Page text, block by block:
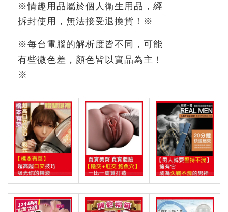
※情趣用品屬於個人衛生用品，經
拆封使用，無法接受退換貨！※
※每台電腦的解析度皆不同，可能
有些微色差，顏色皆以實品為主！
※